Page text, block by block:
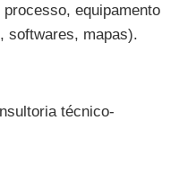
equipamento
softwares, mapas).
técnico-